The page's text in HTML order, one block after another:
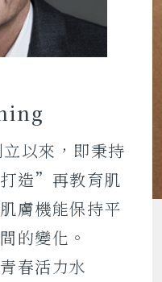
以來，即秉持
造”再教育肌
膚機能保持平
的變化。
春活力水